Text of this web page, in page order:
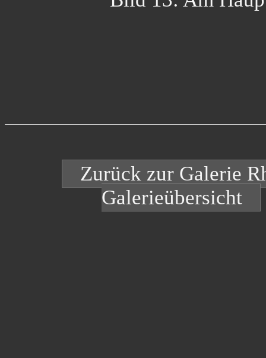
Zurück zur Galerie
Galerieübersicht